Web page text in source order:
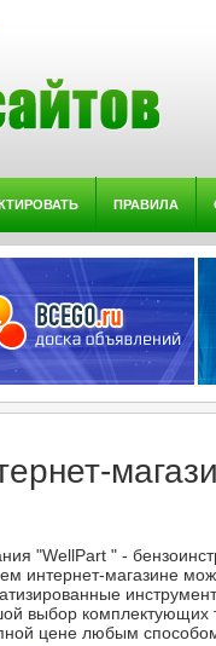
ПРАВИЛА
"WellPart " -
интернет-магазине
выбор комплектующих
цене любым